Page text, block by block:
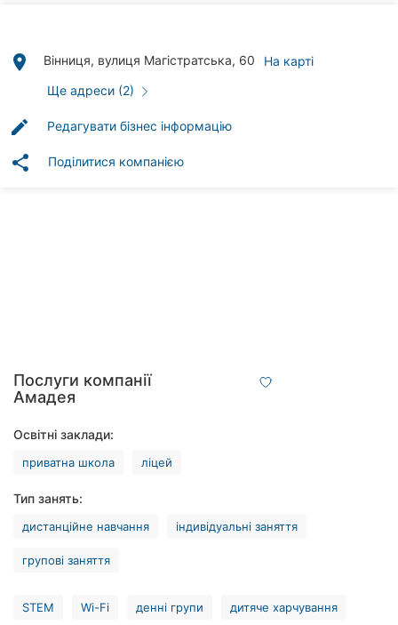
рубрики
Хмельницький
Кропивницький
Київ
Харків
Запоріжжя
place Вінниця, вулиця Магістратська, 60
На карті
Ще адреси (2)
edit Редагувати бізнес інформацію
share Поділитися компанією
Послуги компанії
Амадея
Освітні заклади:
приватна школа ліцей
Тип занять:
дистанційне навчання індивідуальні заняття
групові заняття
STEM Wi-Fi денні групи дитяче харчування